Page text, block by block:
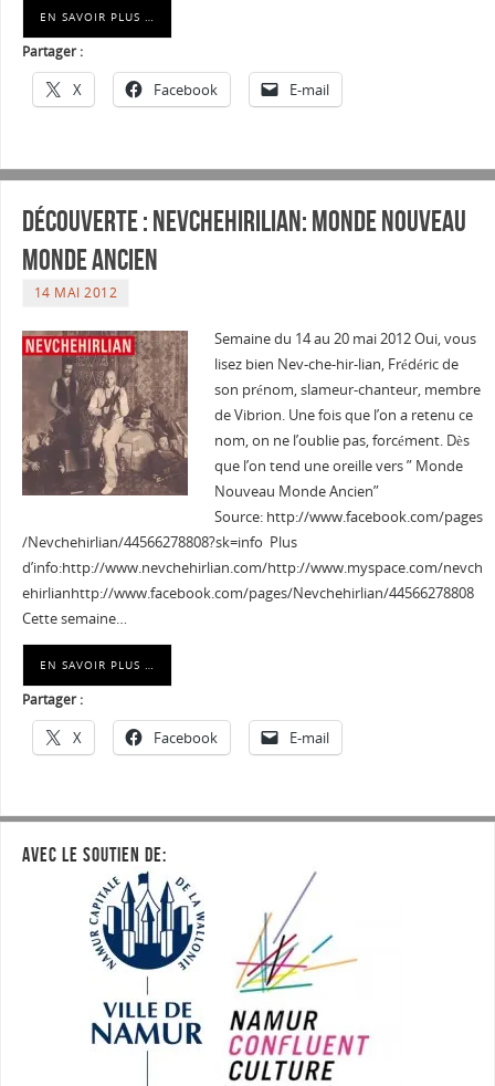
EN SAVOIR PLUS …
Partager :
X Facebook E-mail
Découverte : Nevchehirilian: Monde Nouveau
Monde Ancien
14 MAI 2012
Semaine du 14 au 20 mai 2012 Oui, vous
lisez bien Nev-che-hir-lian, Frédéric de
son prénom, slameur-chanteur, membre
de Vibrion. Une fois que l’on a retenu ce
nom, on ne l’oublie pas, forcément. Dès
que l’on tend une oreille vers ” Monde
Nouveau Monde Ancien”
Source: http://www.facebook.com/pages
/Nevchehirlian/44566278808?sk=info Plus
d’info:http://www.nevchehirlian.com/http://www.myspace.com/nevch
ehirlianhttp://www.facebook.com/pages/Nevchehirlian/44566278808
Cette semaine…
EN SAVOIR PLUS …
Partager :
X Facebook E-mail
AVEC LE SOUTIEN DE: